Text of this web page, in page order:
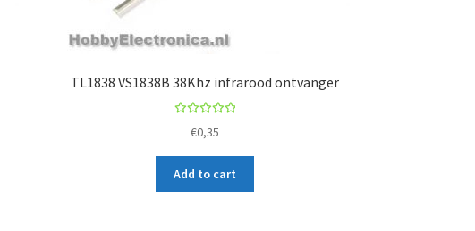
TL1838 VS1838B 38Khz infrarood ontvanger
5.00out
of 5
€0,35
Add to cart